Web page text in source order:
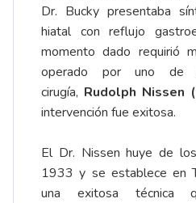
Dr. Bucky presentaba
hiatal con reflujo
momento dado requirió
operado por uno
cirugía, Rudolph Nissen
intervención fue exitosa.
El Dr. Nissen huye de
1933 y se establece en
una exitosa técnica